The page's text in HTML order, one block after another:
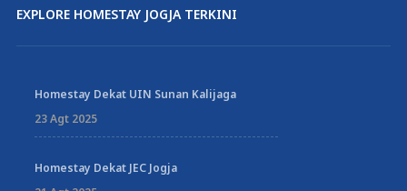
EXPLORE HOMESTAY JOGJA TERKINI
Homestay Dekat UIN Sunan Kalijaga
23 Agt 2025
Homestay Dekat JEC Jogja